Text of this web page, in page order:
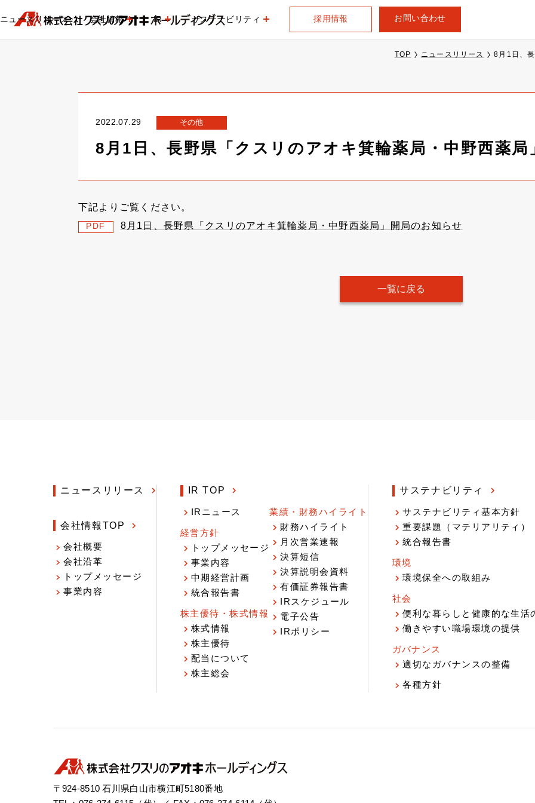
ニュースリリース 会社情報 IR サステナビリティ 採用情報 お問い合わせ
TOP ニュースリリース 8月1日、
2022.07.29 その他
8月1日、長野県「クスリのアオキ箕輪薬局・中野西薬
下記よりご覧ください。
PDF 8月1日、長野県「クスリのアオキ箕輪薬局・中野西薬局」開局のお知らせ
一覧に戻る
ニュースリリース
会社情報TOP
会社概要
会社沿革
トップメッセージ
事業内容
IR TOP
IRニュース
経営方針
トップメッセージ
事業内容
中期経営計画
統合報告書
株主優待・株式情報
株式情報
株主優待
配当について
株主総会
業績・財務ハイライト
財務ハイライト
月次営業速報
決算短信
決算説明会資料
有価証券報告書
IRスケジュール
電子公告
IRポリシー
サステナビリティ
サステナビリティ基本方針
重要課題（マテリアリティ）
統合報告書
環境
環境保全への取組み
社会
便利な暮らしと健康的な生活
働きやすい職場環境の提供
ガバナンス
適切なガバナンスの整備
各種方針
〒924-8510 石川県白山市横江町5180番地